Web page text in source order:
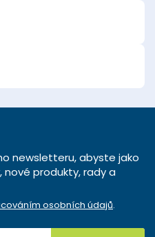
newsletteru, abyste jako
nové produkty, rady a
osobních údajů.